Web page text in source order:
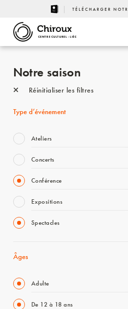
TÉLÉCHARGER
CENTRE CULTUREL - LIÈGE
Notre saison
Réinitialiser les filtres
Type d’événement
Ateliers
Concerts
Conférence
Expositions
Spectacles
Âges
Adulte
De 12 à 18 ans